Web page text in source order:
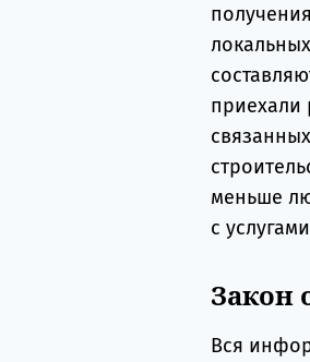
приехали
меньше
с
Закон
Вся